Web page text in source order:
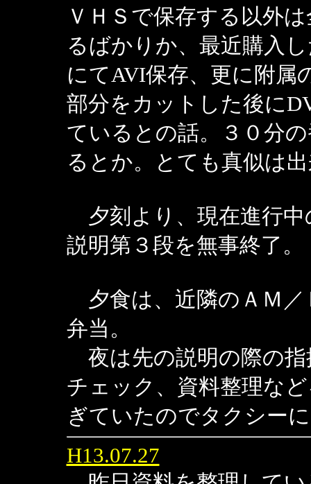
ＶＨＳで保存する以外
るばかりか、最近購入
にてAVI保存、更に附属
部分をカットした後に
ているとの話。３０分
るとか。とても真似は
夕刻より、現在進行
説明第３段を無事終了。
夕食は、近隣のＡＭ／
弁当。
夜は先の説明の際の指
チェック、資料整理な
ぎていたのでタクシー
H13.07.27